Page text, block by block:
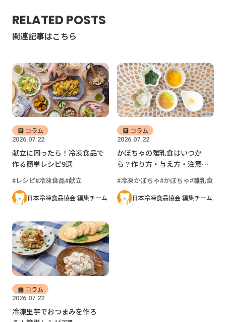
RELATED POSTS
関連記事はこちら
2026.07.22
コラム
献立に困ったら！冷凍食品で
作る簡単レシピ9選
レシピ 冷凍食品 献立
日本冷凍食品協会 編集チーム
2026.07.22
コラム
かぼちゃの離乳食はいつか
ら？作り方・与え方・注意点
冷凍かぼちゃ かぼちゃ 離乳食
日本冷凍食品協会 編集チーム
2026.07.22
コラム
冷凍里芋でおつまみを作ろ